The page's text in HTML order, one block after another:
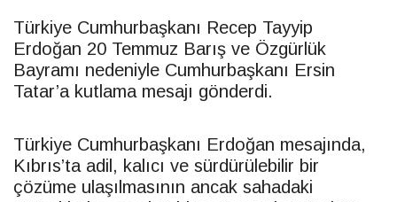
Türkiye Cumhurbaşkanı Recep Tayyip
Erdoğan 20 Temmuz Barış ve Özgürlük
Bayramı nedeniyle Cumhurbaşkanı Ersin
Tatar’a kutlama mesajı gönderdi.
Türkiye Cumhurbaşkanı Erdoğan mesajında,
Kıbrıs’ta adil, kalıcı ve sürdürülebilir bir
çözüme ulaşılmasının ancak sahadaki